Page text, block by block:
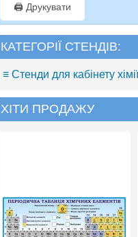
🖨️ Друкувати
КАТЕГОРІЇ СТЕНДІВ:
≡ Стенди для кабінету хімії
ХІТИ ПРОДАЖУ